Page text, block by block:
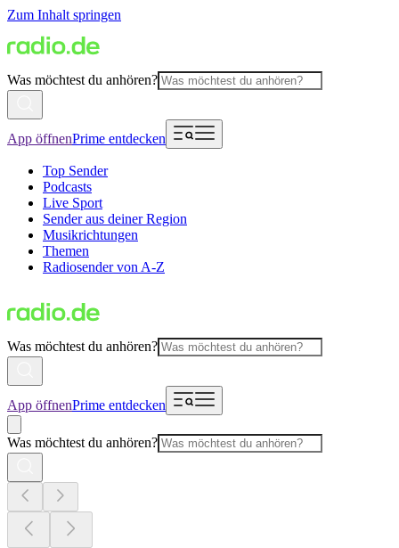
Zum Inhalt springen
Was möchtest du anhören?
App öffnenPrime entdecken
Top Sender
Podcasts
Live Sport
Sender aus deiner Region
Musikrichtungen
Themen
Radiosender von A-Z
Was möchtest du anhören?
App öffnenPrime entdecken
Was möchtest du anhören?